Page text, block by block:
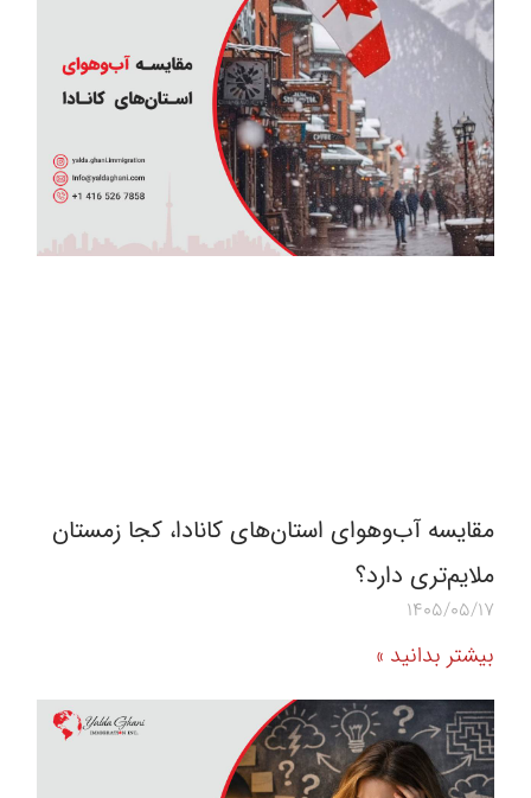
مقایسه آب‌و‌هوای استان‌های کانادا، کجا زمستان
ملایم‌تری دارد؟
1405/05/17
بیشتر بدانید »